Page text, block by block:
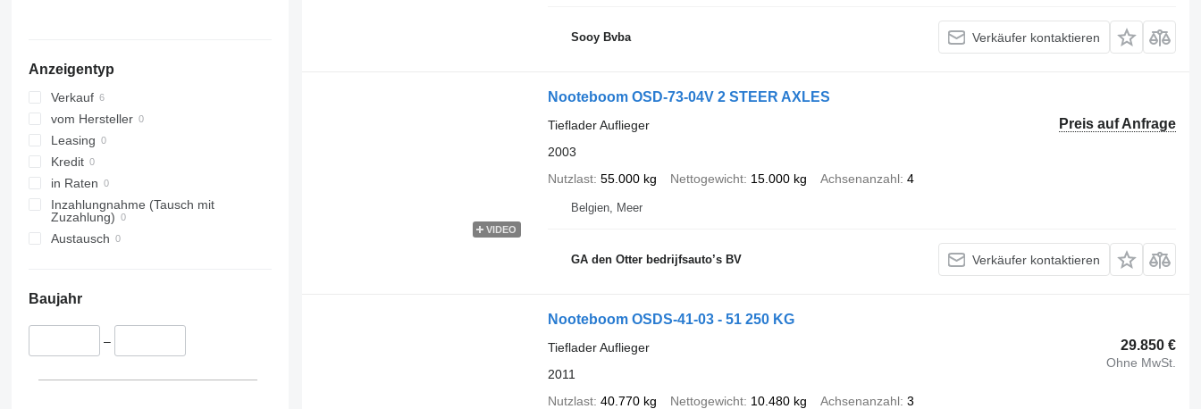
Anzeigentyp
Verkauf
vom Hersteller
Leasing
Kredit
in Raten
Inzahlungnahme (Tausch mit
Zuzahlung)
Austausch
Baujahr
–
Sooy Bvba Verkäufer kontaktieren
VIDEO
Nooteboom OSD-73-04V 2 STEER AXLES
Preis auf Anfrage
Tieflader Auflieger
2003
Nutzlast 55.000 kg Nettogewicht 15.000 kg Achsenanzahl 4
Belgien, Meer
GA den Otter bedrijfsauto’s BV Verkäufer kontaktieren
Nooteboom OSDS-41-03 - 51 250 KG
29.850 €
Ohne MwSt.
Tieflader Auflieger
2011
Nutzlast 40.770 kg Nettogewicht 10.480 kg Achsenanzahl 3